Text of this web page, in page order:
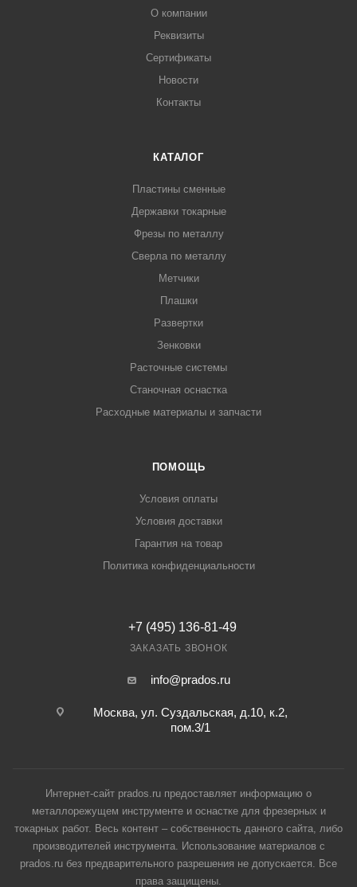
О компании
Реквизиты
Сертификаты
Новости
Контакты
КАТАЛОГ
Пластины сменные
Державки токарные
Фрезы по металлу
Сверла по металлу
Метчики
Плашки
Развертки
Зенковки
Расточные системы
Станочная оснастка
Расходные материалы и запчасти
ПОМОЩЬ
Условия оплаты
Условия доставки
Гарантия на товар
Политика конфиденциальности
+7 (495) 136-81-49
ЗАКАЗАТЬ ЗВОНОК
info@prados.ru
Москва, ул. Суздальская, д.10, к.2,
пом.3/1
Интернет-сайт prados.ru предоставляет информацию о
металлорежущем инструменте и оснастке для фрезерных и
токарных работ. Весь контент – собственность данного сайта, либо
производителей инструмента. Использование материалов с
prados.ru без предварительного разрешения не допускается. Все
права защищены.